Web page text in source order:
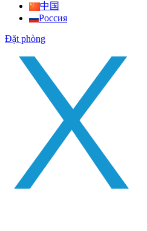
中国
Россия
Đặt phòng